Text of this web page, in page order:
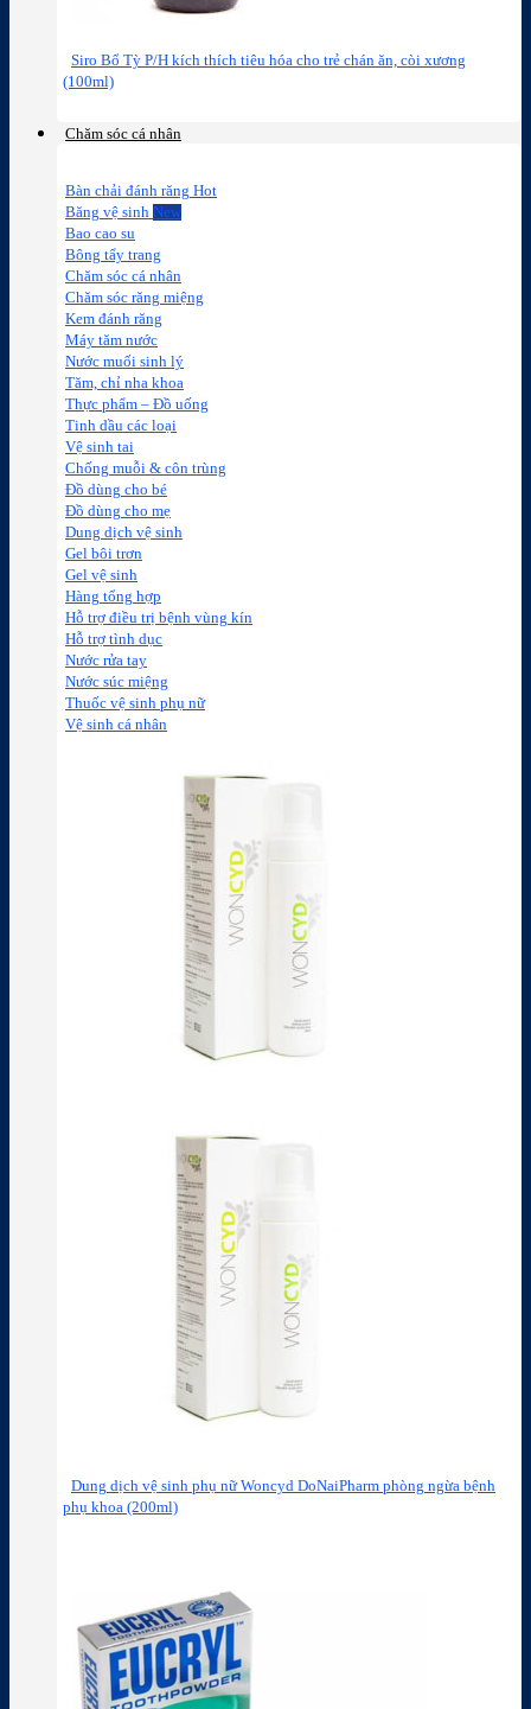
Siro Bổ Tỳ P/H kích thích tiêu hóa cho trẻ chán ăn, còi xương
(100ml)
Chăm sóc cá nhân
Bàn chải đánh răng
Băng vệ sinh
Bao cao su
Bông tẩy trang
Chăm sóc cá nhân
Chăm sóc răng miệng
Kem đánh răng
Máy tăm nước
Nước muối sinh lý
Tăm, chỉ nha khoa
Thực phẩm – Đồ uống
Tinh dầu các loại
Vệ sinh tai
Chống muỗi & côn trùng
Đồ dùng cho bé
Đồ dùng cho mẹ
Dung dịch vệ sinh
Gel bôi trơn
Gel vệ sinh
Hàng tổng hợp
Hỗ trợ điều trị bệnh vùng kín
Hỗ trợ tình dục
Nước rửa tay
Nước súc miệng
Thuốc vệ sinh phụ nữ
Vệ sinh cá nhân
Dung dịch vệ sinh phụ nữ Woncyd DoNaiPharm phòng ngừa bệnh
phụ khoa (200ml)